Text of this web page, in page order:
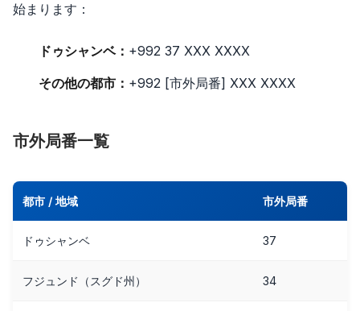
始まります：
ドゥシャンベ： +992 37 XXX XXXX
その他の都市： +992 [市外局番] XXX XXXX
市外局番一覧
都市 / 地域 市外局番
ドゥシャンベ 37
フジュンド（スグド州） 34